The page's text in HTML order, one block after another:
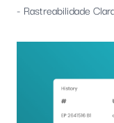
- Rastreabilidade